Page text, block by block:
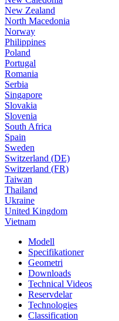
New Zealand
North Macedonia
Norway
Philippines
Poland
Portugal
Romania
Serbia
Singapore
Slovakia
Slovenia
South Africa
Spain
Sweden
Switzerland (DE)
Switzerland (FR)
Taiwan
Thailand
Ukraine
United Kingdom
Vietnam
Modell
Specifikationer
Geometri
Downloads
Technical Videos
Reservdelar
Technologies
Classification